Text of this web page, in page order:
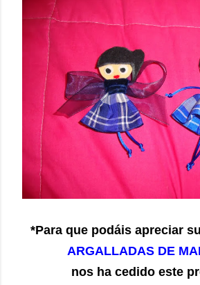
*Para que podáis apreciar
ARGALLADAS DE
nos ha cedido este